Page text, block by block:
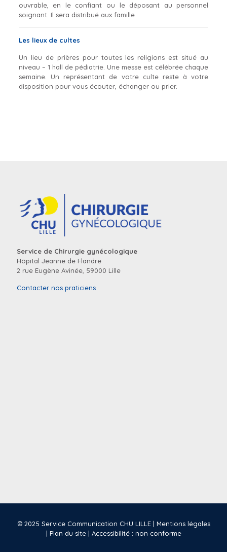
ouvrable, en le confiant ou le déposant au personnel
soignant. Il sera distribué aux famille
Les lieux de cultes
Un lieu de prières pour toutes les religions est situé au
niveau – 1 hall de pédiatrie. Une messe est célébrée chaque
semaine. Un représentant de votre culte reste à votre
disposition pour vous écouter, échanger ou prier.
Service de Chirurgie gynécologique
Hôpital Jeanne de Flandre
2 rue Eugène Avinée, 59000 Lille
Contacter nos praticiens
© 2025 Service Communication CHU LILLE | Mentions légales
| Plan du site| Accessibilité : non conforme